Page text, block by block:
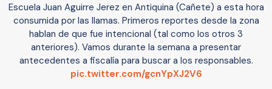
Escuela Juan Aguirre Jerez en Antiquina (Cañete) a esta hora
consumida por las llamas. Primeros reportes desde la zona
hablan de que fue intencional (tal como los otros 3
anteriores). Vamos durante la semana a presentar
antecedentes a fiscalía para buscar a los responsables.
pic.twitter.com/gcnYpXJ2V6